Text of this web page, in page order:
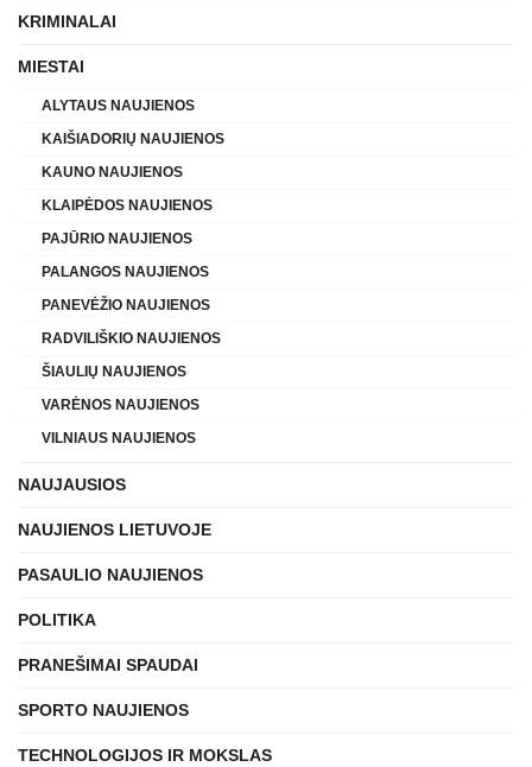
KRIMINALAI
MIESTAI
ALYTAUS NAUJIENOS
KAIŠIADORIŲ NAUJIENOS
KAUNO NAUJIENOS
KLAIPĖDOS NAUJIENOS
PAJŪRIO NAUJIENOS
PALANGOS NAUJIENOS
PANEVĖŽIO NAUJIENOS
RADVILIŠKIO NAUJIENOS
ŠIAULIŲ NAUJIENOS
VARĖNOS NAUJIENOS
VILNIAUS NAUJIENOS
NAUJAUSIOS
NAUJIENOS LIETUVOJE
PASAULIO NAUJIENOS
POLITIKA
PRANEŠIMAI SPAUDAI
SPORTO NAUJIENOS
TECHNOLOGIJOS IR MOKSLAS